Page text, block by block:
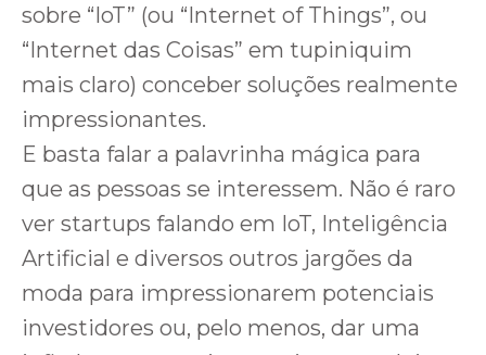
sobre “IoT” (ou “Internet of Things”, ou
“Internet das Coisas” em tupiniquim
mais claro) conceber soluções realmente
impressionantes.
E basta falar a palavrinha mágica para
que as pessoas se interessem. Não é raro
ver startups falando em IoT, Inteligência
Artificial e diversos outros jargões da
moda para impressionarem potenciais
investidores ou, pelo menos, dar uma